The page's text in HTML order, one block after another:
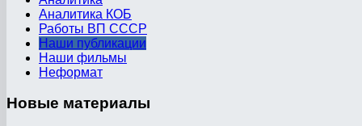
Аналитика КОБ
Работы ВП СССР
Наши публикации
Наши фильмы
Неформат
Новые материалы